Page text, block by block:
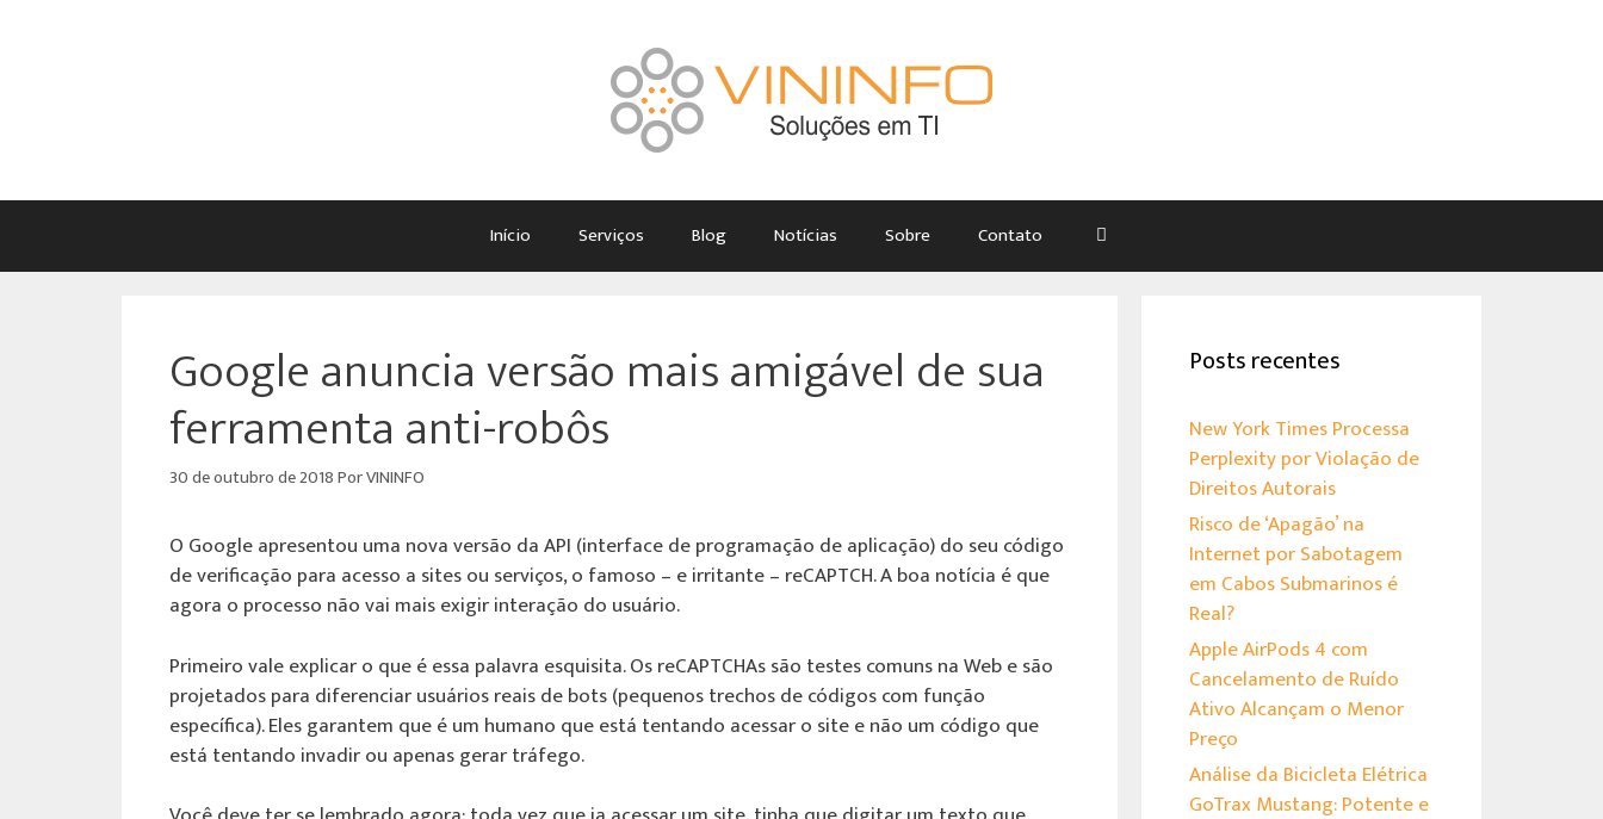
Início Serviços Blog Notícias Sobre Contato
Google anuncia versão mais amigável de sua
ferramenta anti-robôs
30 de outubro de 2018PorVININFO
O Google apresentou uma nova versão da API (interface de programação de aplicação) do seu código
de verificação para acesso a sites ou serviços, o famoso – e irritante – reCAPTCH. A boa notícia é que
agora o processo não vai mais exigir interação do usuário.
Primeiro vale explicar o que é essa palavra esquisita. Os reCAPTCHAs são testes comuns na Web e são
projetados para diferenciar usuários reais de bots (pequenos trechos de códigos com função
específica). Eles garantem que é um humano que está tentando acessar o site e não um código que
está tentando invadir ou apenas gerar tráfego.
Posts recentes
New York Times Processa
Perplexity por Violação de
Direitos Autorais
Risco de ‘Apagão’ na
Internet por Sabotagem
em Cabos Submarinos é
Real?
Apple AirPods 4 com
Cancelamento de Ruído
Ativo Alcançam o Menor
Preço
Análise da Bicicleta Elétrica
GoTrax Mustang: Potente e